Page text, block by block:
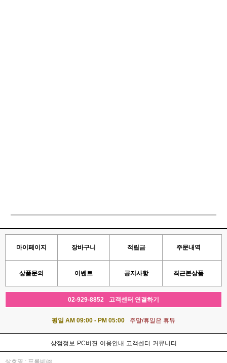
마이페이지 장바구니 적립금 주문내역
상품문의 이벤트 공지사항 최근본상품
02-929-8852 고객센터 연결하기
평일 AM 09:00 - PM 05:00 주말/휴일은 휴뮤
상점정보 PC버젼 이용안내 고객센터 커뮤니티